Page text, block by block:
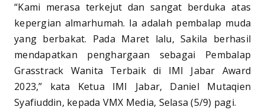
“Kami merasa terkejut dan sangat berduka atas
kepergian almarhumah. Ia adalah pembalap muda
yang berbakat. Pada Maret lalu, Sakila berhasil
mendapatkan penghargaan sebagai Pembalap
Grasstrack Wanita Terbaik di IMI Jabar Award
2023,” kata Ketua IMI Jabar, Daniel Mutaqien
Syafiuddin, kepada VMX Media, Selasa (5/9) pagi.